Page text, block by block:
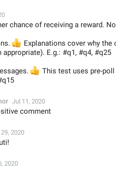
chance of receiving a reward.
Explanations cover why
appropriate). E.g.: #q1, #q4, #q25
This test uses pre-
Jul 11, 2020
comment
2020
2020